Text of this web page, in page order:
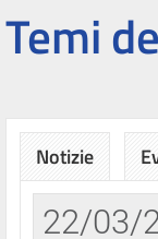
Temi
Notizie
22/03/